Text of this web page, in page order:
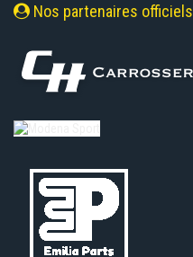
Nos partenaires officiels